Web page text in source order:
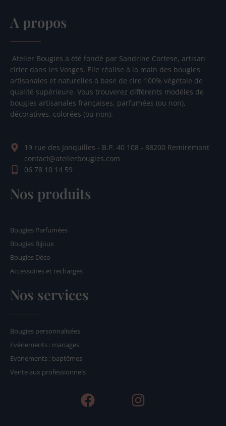
A propos
Atelier Bougies a été fondé par Sandrine Cortese, artisan
cirier dans les Vosges. Elle réalise à la main des bougies
artisanales et naturelles à base de cire 100% végétale de
qualité supérieure. Vous trouverez différents modèles de
bougies artisanales françaises, parfumées (ou non),
décoratives, colorées (ou non).
19 rue des Jonquilles - B.P. 40 108 - 88200 Remiremont
contact@atelierbougies.com
06 78 10 14 59
Nos produits
Bougies Parfumées
Bougies Bijoux
Bougies Déco
Accessoires et recharges
Nos services
Bougies personnalisées
Evénements : mariages
Evénements : baptêmes
Vente aux professionnels
F
a
I
n